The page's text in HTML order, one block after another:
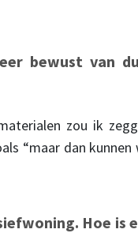
bewust van
zou ik
“maar dan
Hoe is